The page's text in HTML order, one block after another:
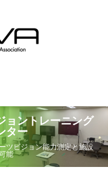
ョントレーニング
ター
ツビジョン能力測定と施設
能